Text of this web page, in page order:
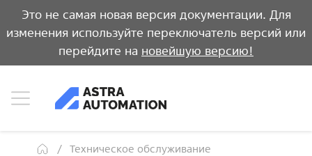
Это не самая новая версия документации. Для
изменения используйте переключатель версий или
перейдите на новейшую версию!
Техническое обслуживание